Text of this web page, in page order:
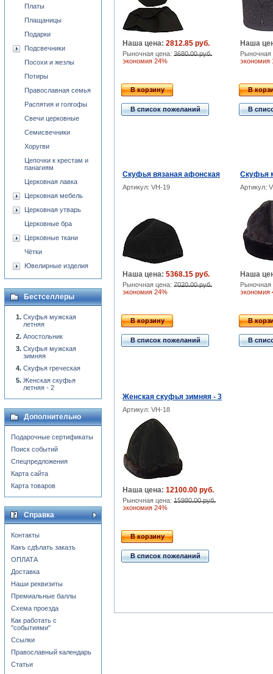
Наша цена: 2812.85 руб.
Рыночная цена: 3680.00 руб.
экономия 24%
Наша
экономия
В корзину
В список пожеланий
В
В
Скуфья вязаная афонская Скуфья
Артикул: VH-19 Артикул:
Наша цена: 5368.15 руб.
Рыночная цена: 7020.00 руб.
экономия 24%
Наша
экономия
В корзину
В список пожеланий
В
В
Женская скуфья зимняя - 3
Артикул: VH-18
Наша цена: 12100.00 руб.
Рыночная цена: 15980.00 руб.
экономия 24%
В корзину
В список пожеланий
Платы
Плащаницы
Подарки
Подсвечники
Посохи и жезлы
Потиры
Православная семья
Распятия и голгофы
Свечи церковные
Семисвечники
Хоругви
Цепочки к крестам и
панагиям
Церковная лавка
Церковная мебель
Церковная утварь
Церковные бра
Церковные ткани
Чётки
Ювелирные изделия
Бестселлеры
Скуфья мужская
летняя
Апостольник
Скуфья мужская
зимняя
Скуфья греческая
Женская скуфья
летняя - 2
Дополнительно
Подарочные сертификаты
Поиск событий
Спецпредложения
Карта сайта
Карта товаров
Справка
Контакты
Какъ сдѣлать заказъ
ОПЛАТА
Доставка
Наши реквизиты
Премиальные баллы
Схема проезда
Как работать с
"событиями"
Ссылки
Православный календарь
Статьи